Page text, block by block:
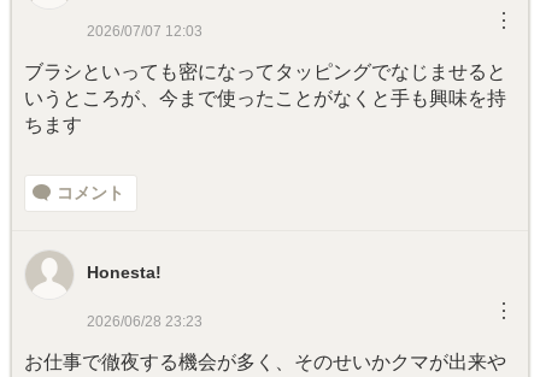
2026/07/07 12:03 ︙
ブラシといっても密になってタッピングでなじませると
いうところが、今まで使ったことがなくと手も興味を持
ちます
コメント
Honesta!
2026/06/28 23:23 ︙
お仕事で徹夜する機会が多く、そのせいかクマが出来や